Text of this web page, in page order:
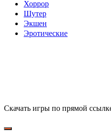
Хоррор
Шутер
Экшен
Эротические
Скачать игры по прямой